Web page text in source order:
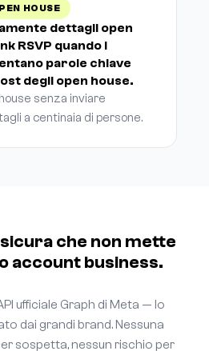
HOUSE
dettagli open
RSVP quando i
parole chiave
degli open house.
senza inviare
a centinaia di persone.
che non mette
account business.
ufficiale Graph di Meta — lo
dai grandi brand. Nessuna
sospetta, nessun rischio per